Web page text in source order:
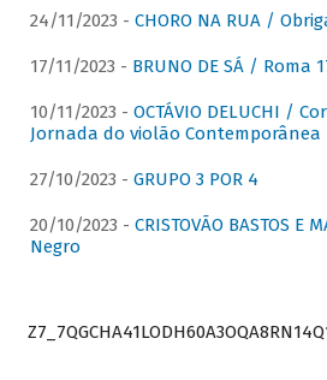
24/11/2023 - CHORO NA RUA /
17/11/2023 - BRUNO DE SÁ / Roma
10/11/2023 - OCTÁVIO DELUCHI /
Jornada do violão Contemporânea
27/10/2023 - GRUPO 3 POR 4
20/10/2023 - CRISTOVÃO BASTOS E
Negro